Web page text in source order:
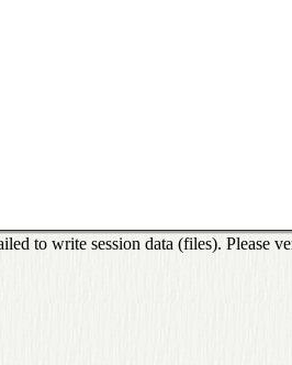
write session data (files). Please